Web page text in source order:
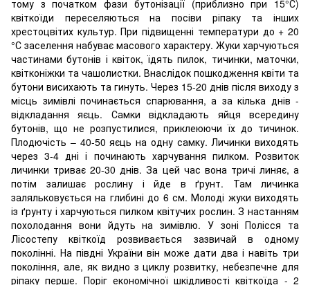
тому з початком фази бутонізації (приблизно при 15°С)
квіткоїди переселяються на посіви ріпаку та інших
хрестоцвітих культур. При підвищенні температури до + 20
°С заселення набуває масового характеру. Жуки харчуються
частинами бутонів і квіток, їдять пилок, тичинки, маточки,
квітконіжки та чашолистки. Внаслідок пошкодження квіти та
бутони висихають та гинуть. Через 15-20 днів після виходу з
місць зимівлі починається спарювання, а за кілька днів -
відкладання яєць. Самки відкладають яйця всередину
бутонів, що не розпустилися, приклеюючи їх до тичинок.
Плодючість – 40-50 яєць на одну самку. Личинки виходять
через 3-4 дні і починають харчування пилком. Розвиток
личинки триває 20-30 днів. За цей час вона тричі линяє, а
потім залишає рослину і йде в ґрунт. Там личинка
заляльковується на глибині до 6 см. Молоді жуки виходять
із ґрунту і харчуються пилком квітучих рослин. З настанням
похолодання вони йдуть на зимівлю. У зоні Полісся та
Лісостепу квіткоїд розвивається зазвичай в одному
поколінні. На півдні України він може дати два і навіть три
покоління, але, як видно з циклу розвитку, небезпечне для
ріпаку перше. Поріг економічної шкідливості квіткоїда - 2